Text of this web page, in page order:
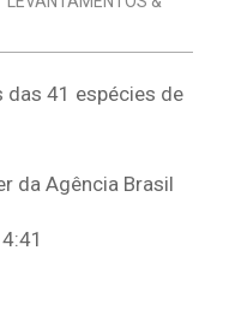
41 espécies de
da Agência Brasil